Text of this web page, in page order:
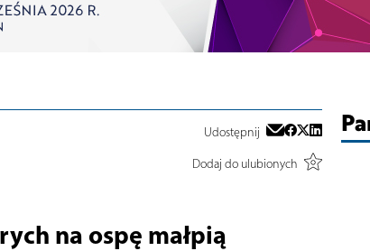
Udostępnij
Dodaj do ulubionych
na ospę małpią